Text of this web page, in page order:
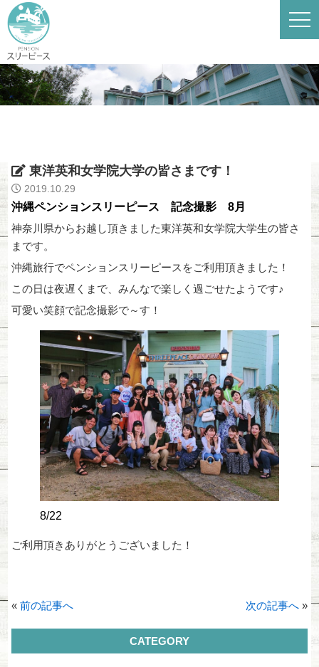
東洋英和女学院大学の皆さまです！
2019.10.29
沖縄ペンションスリーピース 記念撮影 8月
神奈川県からお越し頂きました東洋英和女学院大学生の皆さ
まです。
沖縄旅行でペンションスリーピースをご利用頂きました！
この日は夜遅くまで、みんなで楽しく過ごせたようです♪
可愛い笑顔で記念撮影で～す！
8/22
ご利用頂きありがとうございました！
«前の記事へ 次の記事へ»
CATEGORY